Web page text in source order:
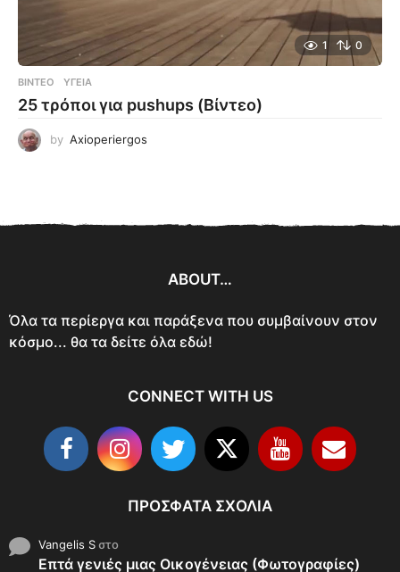
1 0
ΒΊΝΤΕΟ ΥΓΕΊΑ
25 τρόποι για pushups (Βίντεο)
by Axioperiergos
ABOUT…
Όλα τα περίεργα και παράξενα που συμβαίνουν στον
κόσμο... θα τα δείτε όλα εδώ!
CONNECT WITH US
ΠΡΌΣΦΑΤΑ ΣΧΌΛΙΑ
Vangelis Sστο
Επτά γενιές μιας Οικογένειας (Φωτογραφίες)